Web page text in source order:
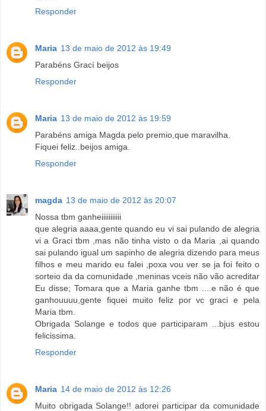
Responder
Maria 13 de maio de 2012 às 19:49
Parabéns Grací beijos
Responder
Maria 13 de maio de 2012 às 19:59
Parabéns amiga Magda pelo premio,que maravilha.
Fiquei feliz..beijos amiga.
Responder
magda 13 de maio de 2012 às 20:07
Nossa tbm ganheiiiiiiiiiii
que alegria aaaa,gente quando eu vi sai pulando de alegria
vi a Graci tbm ,mas não tinha visto o da Maria ,ai quando
sai pulando igual um sapinho de alegria dizendo para meus
filhos e meu marido eu falei ,poxa vou ver se ja foi feito o
sorteio da da comunidade ,meninas vceis não vão acreditar
Eu disse; Tomara que a Maria ganhe tbm ....e não é que
ganhouuuu,gente fiquei muito feliz por vc graci e pela
Maria tbm.
Obrigada Solange e todos que participaram ...bjus estou
felicissima.
Responder
Maria 14 de maio de 2012 às 12:26
Muito obrigada Solange!! adorei participar da comunidade